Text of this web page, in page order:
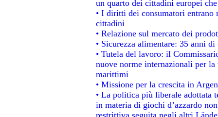
un quarto dei cittadini europei
• I diritti dei consumatori
cittadini
• Relazione sul mercato dei
• Sicurezza alimentare: 35 anni
• Tutela del lavoro: il
nuove norme internazionali per
marittimi
• Missione per la crescita in
• La politica più liberale adottata
in materia di giochi d’azzardo
restrittiva seguita negli altri